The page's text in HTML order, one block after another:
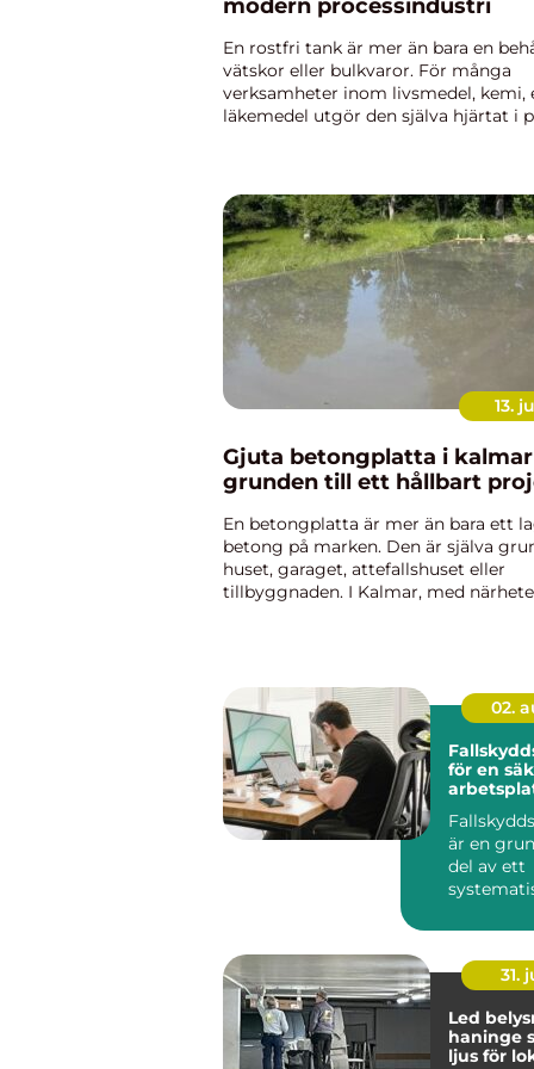
modern processindustri
En rostfri tank är mer än bara en
vätskor eller bulkvaror. För många
verksamheter inom livsmedel, kemi,
läkemedel utgör den själva hjärtat i
13.
Gjuta betongplatta i kalmar
grunden till ett hållbart
En betongplatta är mer än bara ett
betong på marken. Den är själva
huset, garaget, attefallshuset eller
tillbyggnaden. I Kalmar, med
02.
för en
är en
del av ett
31.
Led
haninge smartare
ljus för